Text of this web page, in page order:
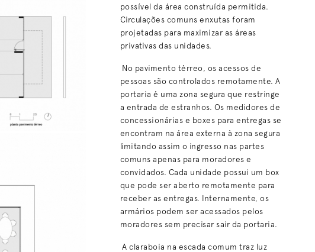
possível da área construída permitida.
Circulações comuns enxutas foram
projetadas para maximizar as áreas
privativas das unidades.
No pavimento térreo, os acessos de
pessoas são controlados remotamente. A
portaria é uma zona segura que restringe
a entrada de estranhos. Os medidores de
concessionárias e boxes para entregas se
encontram na área externa à zona segura
limitando assim o ingresso nas partes
comuns apenas para moradores e
convidados. Cada unidade possui um box
que pode ser aberto remotamente para
receber as entregas. Internamente, os
armários podem ser acessados pelos
moradores sem precisar sair da portaria.
A claraboia na escada comum traz luz